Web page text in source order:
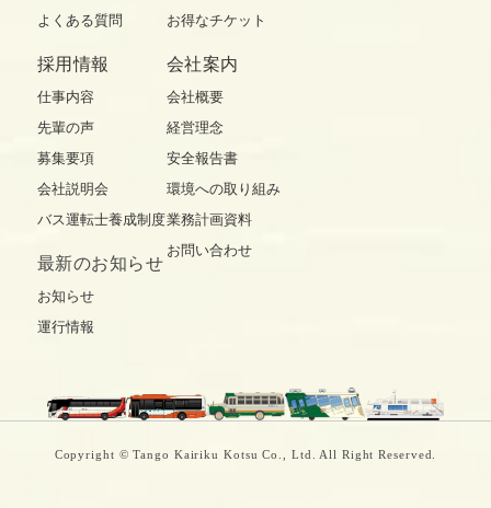
よくある質問
お得なチケット
採用情報
仕事内容
先輩の声
募集要項
会社説明会
バス運転士養成制度
最新のお知らせ
お知らせ
運行情報
会社案内
会社概要
経営理念
安全報告書
環境への取り組み
業務計画資料
お問い合わせ
Copyright © Tango Kairiku Kotsu Co., Ltd. All Right Reserved.